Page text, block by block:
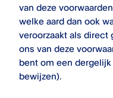
van deze
welke aard dan ook
veroorzaakt als direct
ons van deze
bent om een
bewijzen).